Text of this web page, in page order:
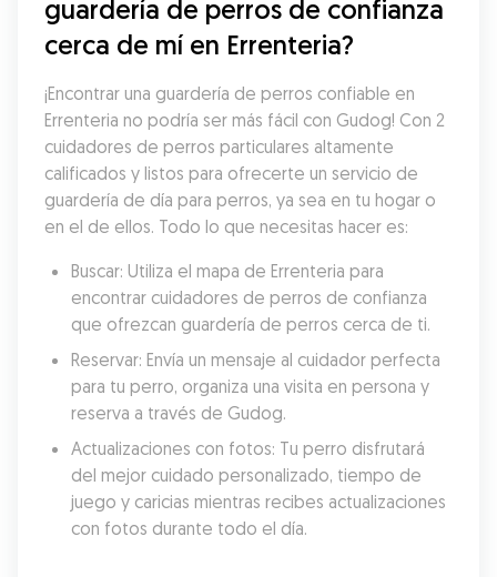
guardería de perros de confianza
cerca de mí en Errenteria?
¡Encontrar una guardería de perros confiable en
Errenteria no podría ser más fácil con Gudog! Con 2
cuidadores de perros particulares altamente
calificados y listos para ofrecerte un servicio de
guardería de día para perros, ya sea en tu hogar o
en el de ellos. Todo lo que necesitas hacer es:
Buscar: Utiliza el mapa de Errenteria para
encontrar cuidadores de perros de confianza
que ofrezcan guardería de perros cerca de ti.
Reservar: Envía un mensaje al cuidador perfecta
para tu perro, organiza una visita en persona y
reserva a través de Gudog.
Actualizaciones con fotos: Tu perro disfrutará
del mejor cuidado personalizado, tiempo de
juego y caricias mientras recibes actualizaciones
con fotos durante todo el día.